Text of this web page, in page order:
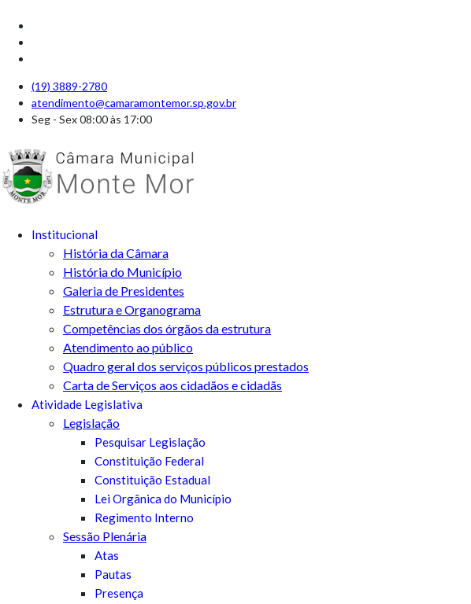
(19) 3889-2780
atendimento@camaramontemor.sp.gov.br
Seg - Sex 08:00 às 17:00
Institucional
História da Câmara
História do Município
Galeria de Presidentes
Estrutura e Organograma
Competências dos órgãos da estrutura
Atendimento ao público
Quadro geral dos serviços públicos prestados
Carta de Serviços aos cidadãos e cidadãs
Atividade Legislativa
Legislação
Pesquisar Legislação
Constituição Federal
Constituição Estadual
Lei Orgânica do Município
Regimento Interno
Sessão Plenária
Atas
Pautas
Presença